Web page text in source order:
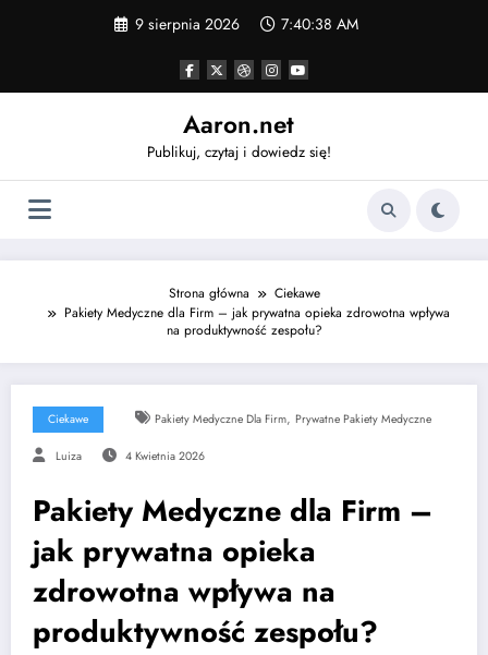
9 sierpnia 2026 7:40:39 AM
Aaron.net
Publikuj, czytaj i dowiedz się!
Strona główna
Ciekawe
Pakiety Medyczne dla Firm – jak prywatna opieka zdrowotna wpływa
na produktywność zespołu?
Ciekawe Pakiety Medyczne Dla Firm, Prywatne Pakiety Medyczne
Luiza 4 Kwietnia 2026
Pakiety Medyczne dla Firm –
jak prywatna opieka
zdrowotna wpływa na
produktywność zespołu?